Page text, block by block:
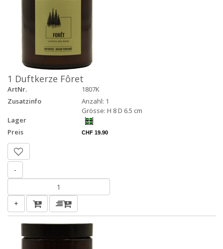
1 Duftkerze Fôret
ArtNr.
1807K
Zusatzinfo
Anzahl: 1
Grösse: H 8 D 6.5 cm
Lager
Preis
CHF 19.90
-
+